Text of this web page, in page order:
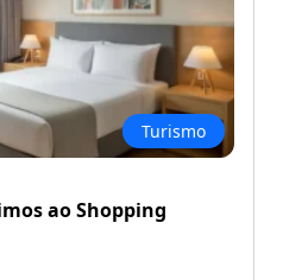
Turismo
ao Shopping